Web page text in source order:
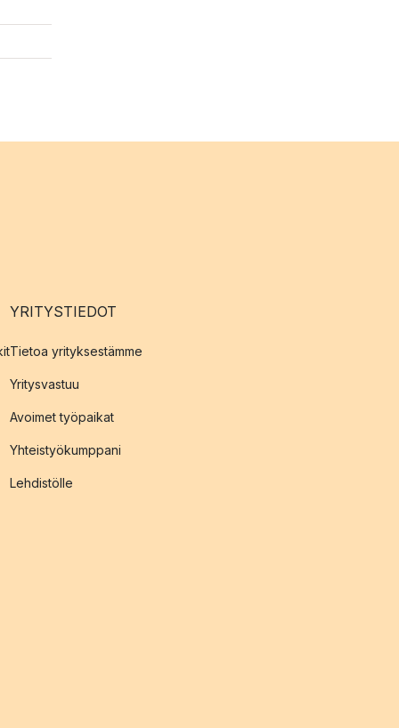
YRITYSTIEDOT
Tietoa yrityksestämme
Yritysvastuu
Avoimet työpaikat
Yhteistyökumppani
Lehdistölle